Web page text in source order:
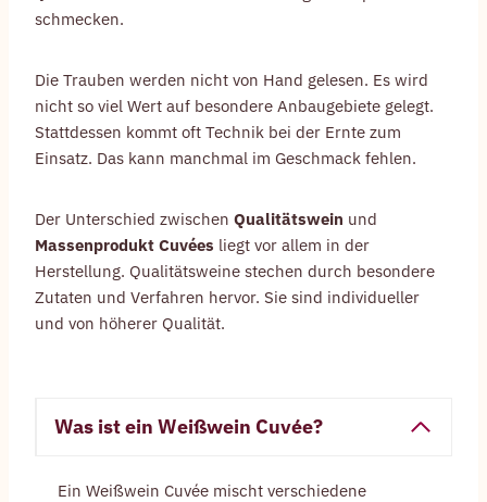
schmecken.
Die Trauben werden nicht von Hand gelesen. Es wird
nicht so viel Wert auf besondere Anbaugebiete gelegt.
Stattdessen kommt oft Technik bei der Ernte zum
Einsatz. Das kann manchmal im Geschmack fehlen.
Der Unterschied zwischen Qualitätswein und
Massenprodukt Cuvées liegt vor allem in der
Herstellung. Qualitätsweine stechen durch besondere
Zutaten und Verfahren hervor. Sie sind individueller
und von höherer Qualität.
Was ist ein Weißwein Cuvée?
Ein Weißwein Cuvée mischt verschiedene